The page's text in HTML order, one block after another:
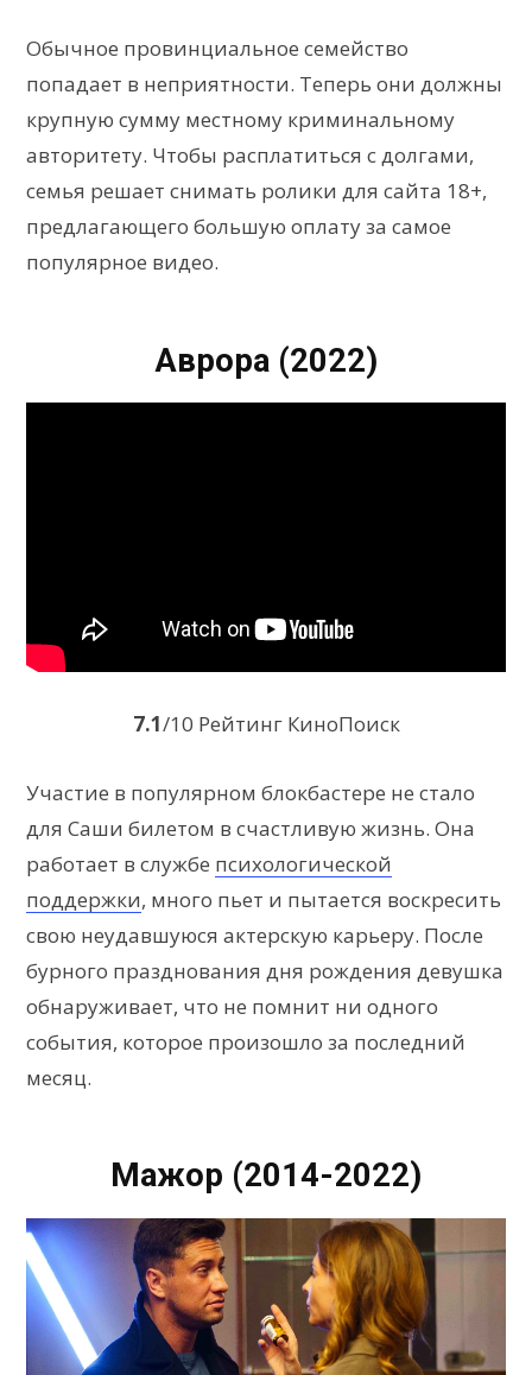
Обычное провинциальное семейство
попадает в неприятности. Теперь они должны
крупную сумму местному криминальному
авторитету. Чтобы расплатиться с долгами,
семья решает снимать ролики для сайта 18+,
предлагающего большую оплату за самое
популярное видео.
Аврора (2022)
7.1/10 Рейтинг КиноПоиск
Участие в популярном блокбастере не стало
для Саши билетом в счастливую жизнь. Она
работает в службе психологической
поддержки, много пьет и пытается воскресить
свою неудавшуюся актерскую карьеру. После
бурного празднования дня рождения девушка
обнаруживает, что не помнит ни одного
события, которое произошло за последний
месяц.
Мажор (2014-2022)